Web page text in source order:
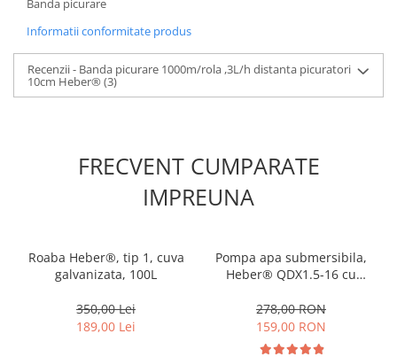
Banda picurare
Informatii conformitate produs
Recenzii - Banda picurare 1000m/rola ,3L/h distanta picuratori
10cm Heber®(3)
FRECVENT CUMPARATE
IMPREUNA
Roaba Heber®, tip 1, cuva
galvanizata, 100L
350,00 Lei
189,00 Lei
Pompa apa submersibila,
Heber® QDX1.5-16 cu
1.8m3/h, 1Tol, corp fonta
278,00 RON
159,00 RON